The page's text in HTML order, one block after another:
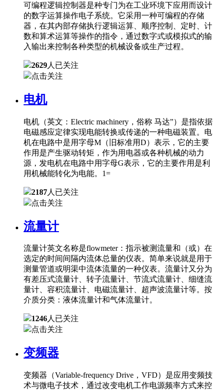
可编程逻辑控制器是种专门为在工业环境下应用而设计
的数字运算操作电子系统。它采用一种可编程的存储
器，在其内部存储执行逻辑运算、顺序控制、定时、计
数和算术运算等操作的指令，通过数字式或模拟式的输
入输出来控制各种类型的机械设备或生产过程。
2629人已关注
点击关注
电机
电机（英文：Electric machinery，俗称 马达”）是指依据
电磁感应定律实现电能转换或传递的一种电磁装置。电
机在电路中是用字母M（旧标准用D）表示，它的主要
作用是产生驱动转矩，作为用电器或各种机械的动力
源，发电机在电路中用字母G表示，它的主要作用是利
用机械能转化为电能。1=
2187人已关注
点击关注
流量计
流量计英文名称是flowmeter：指示被测流量和（或）在
选定的时间间隔内流体总量的仪表。简单来说就是用于
测量管道或明渠中流体流量的一种仪表。流量计又分为
有差压式流量计、转子流量计、节流式流量计、细缝流
量计、容积流量计、电磁流量计、超声波流量计等。按
介质分类：液体流量计和气体流量计。
1246人已关注
点击关注
变频器
变频器（Variable-frequency Drive，VFD）是应用变频技
术与微电子技术，通过改变电机工作电源频率方式来控